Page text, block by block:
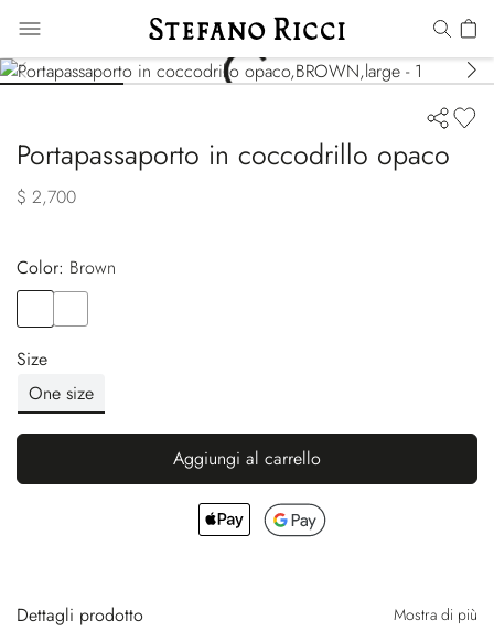
Portapassaporto in coccodrillo opaco
$ 2,700
Color:
brown
Size
One size
Aggiungi al carrello
Dettagli prodotto Mostra di più